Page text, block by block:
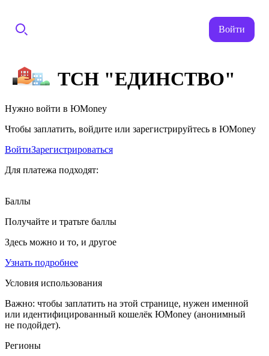
Войти
ТСН "ЕДИНСТВО"
Нужно войти в ЮMoney
Чтобы заплатить, войдите или зарегистрируйтесь в ЮMoney
ВойтиЗарегистрироваться
Для платежа подходят:
Баллы
Получайте и тратьте баллы
Здесь можно и то, и другое
Узнать подробнее
Условия использования
Важно: чтобы заплатить на этой странице, нужен именной
или идентифицированный кошелёк ЮMoney (анонимный
не подойдет).
Регионы